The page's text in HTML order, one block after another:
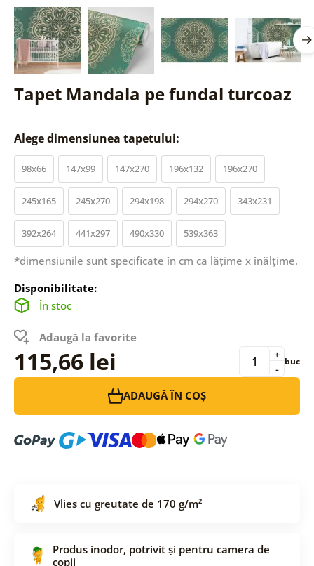
Tapet Mandala pe fundal turcoaz
Alege dimensiunea tapetului:
98x66 147x99 147x270 196x132 196x270
245x165 245x270 294x198 294x270 343x231
392x264 441x297 490x330 539x363
*dimensiunile sunt specificate în cm ca lățime x înălțime.
Disponibilitate:
În stoc
Adaugă la favorite
115,66 lei -
+ buc
ADAUGĂ ÎN COȘ
Vlies cu greutate de 170 g/m²
Produs inodor, potrivit și pentru camera de
copii